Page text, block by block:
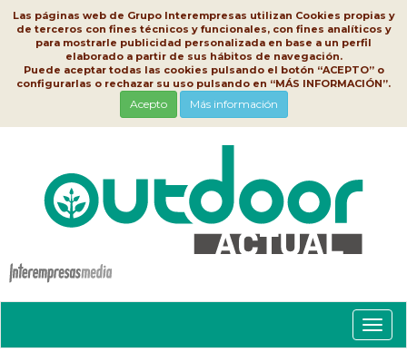
Las páginas web de Grupo Interempresas utilizan Cookies propias y
de terceros con fines técnicos y funcionales, con fines analíticos y
para mostrarle publicidad personalizada en base a un perfil
elaborado a partir de sus hábitos de navegación.
Puede aceptar todas las cookies pulsando el botón “ACEPTO” o
configurarlas o rechazar su uso pulsando en “MÁS INFORMACIÓN”.
Acepto Más información